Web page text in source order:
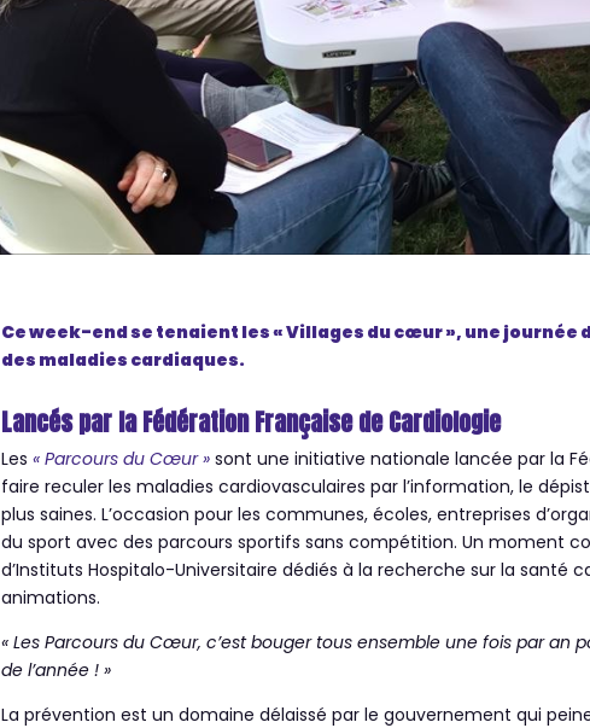
Ce week-end se tenaient les « Villages du cœur », une
des maladies cardiaques.
Lancés par la Fédération Française de Cardiologie
Les « Parcours du Cœur » sont une initiative nationale lancée par la
faire reculer les maladies cardiovasculaires par l’information, le
plus saines. L’occasion pour les communes, écoles, entreprises
du sport avec des parcours sportifs sans compétition. Un moment
d’Instituts Hospitalo-Universitaire dédiés à la recherche sur la santé
animations.
« Les Parcours du Cœur, c’est bouger tous ensemble une fois par an
de l’année ! »
La prévention est un domaine délaissé par le gouvernement qui